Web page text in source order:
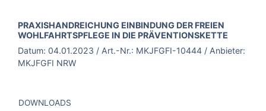
BROSCHÜRE:
PRAXISHANDREICHUNG EINBINDUNG DER FREIEN
WOHLFAHRTSPFLEGE IN DIE PRÄVENTIONSKETTE
Datum: 04.01.2023 / Art.-Nr.: MKJFGFI-10444 / Anbieter:
MKJFGFI NRW
DOWNLOADS